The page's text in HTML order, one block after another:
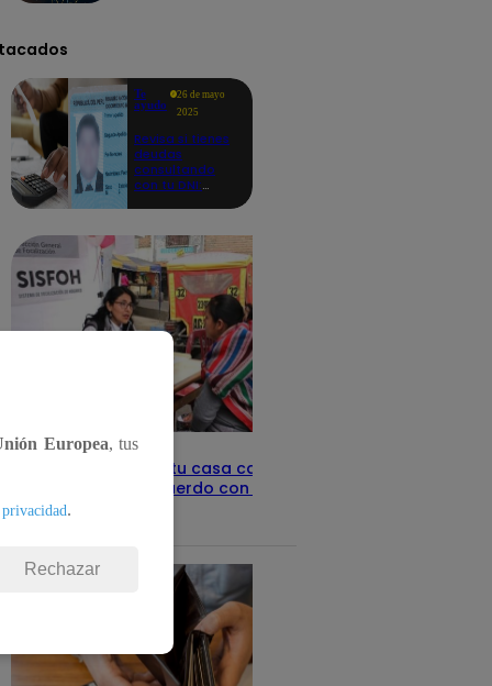
Te
ayudo
26 de mayo
2025
Revisa si tienes
deudas
consultando
con tu DNI:
detalles
Revisa con tu DNI si tu casa califica
como pobre, de acuerdo con el Sisfoh
Europea, tus
.
Rechazar